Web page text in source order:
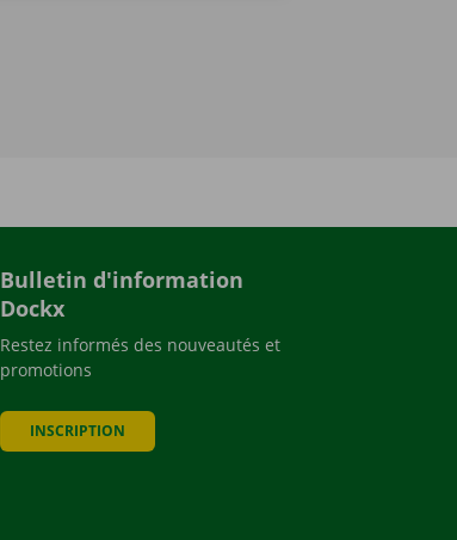
Bulletin d'information
Dockx
Restez informés des nouveautés et
promotions
INSCRIPTION